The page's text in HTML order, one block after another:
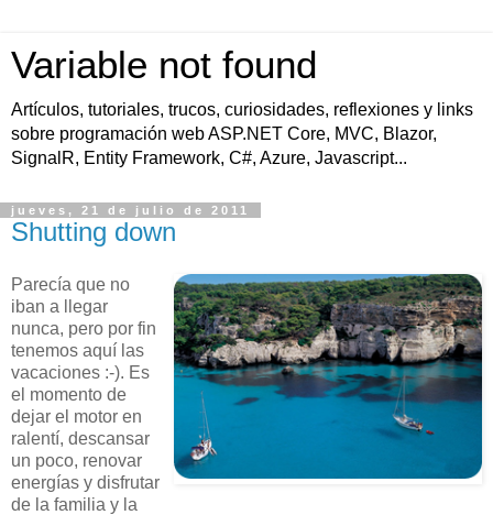
Variable not found
Artículos, tutoriales, trucos, curiosidades, reflexiones y links
sobre programación web ASP.NET Core, MVC, Blazor,
SignalR, Entity Framework, C#, Azure, Javascript...
jueves, 21 de julio de 2011
Shutting down
Parecía que no
iban a llegar
nunca, pero por fin
tenemos aquí las
vacaciones :-). Es
el momento de
dejar el motor en
ralentí, descansar
un poco, renovar
energías y disfrutar
de la familia y la